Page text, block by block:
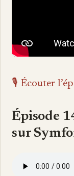
🎙️ Écouter
Épisode
sur